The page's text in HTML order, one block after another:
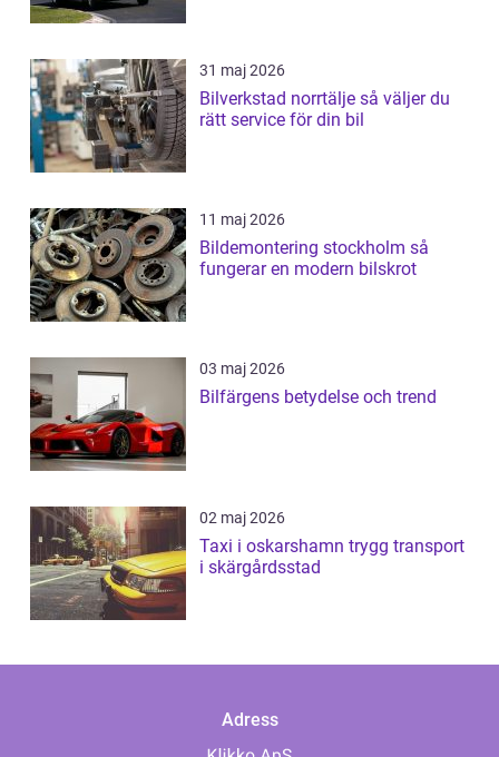
31 maj 2026
Bilverkstad norrtälje så väljer du
rätt service för din bil
11 maj 2026
Bildemontering stockholm så
fungerar en modern bilskrot
03 maj 2026
Bilfärgens betydelse och trend
02 maj 2026
Taxi i oskarshamn trygg transport
i skärgårdsstad
Adress